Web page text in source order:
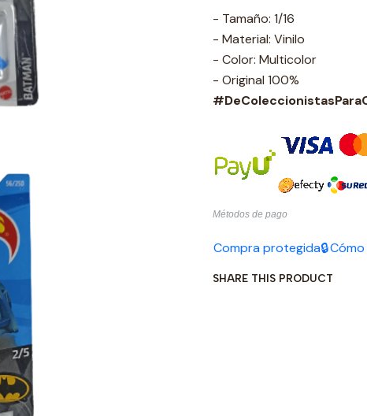
- Tamaño: 1/16
- Material: Vinilo
- Color: Multicolor
- Original 100%
Métodos de pago
Compra protegida🔒Cómo
SHARE THIS PRODUCT